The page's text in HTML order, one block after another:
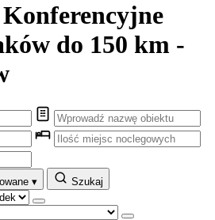
do 150 km -
▾ Szukaj